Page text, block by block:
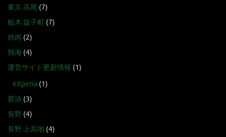
東京 高尾 (7)
栃木 益子町 (7)
焼肉 (2)
熱海 (4)
運営サイト更新情報 (1)
eXperia (1)
那須 (3)
長野 (4)
長野 上高地 (4)